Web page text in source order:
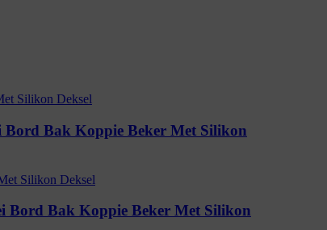
Bord Bak Koppie Beker Met Silikon
Bord Bak Koppie Beker Met Silikon